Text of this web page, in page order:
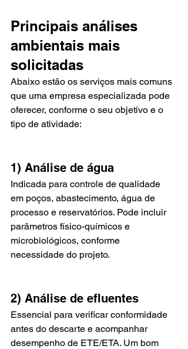
Principais análises
ambientais mais
solicitadas
Abaixo estão os serviços mais comuns
que uma empresa especializada pode
oferecer, conforme o seu objetivo e o
tipo de atividade:
1) Análise de água
Indicada para controle de qualidade
em poços, abastecimento, água de
processo e reservatórios. Pode incluir
parâmetros físico-químicos e
microbiológicos, conforme
necessidade do projeto.
2) Análise de efluentes
Essencial para verificar conformidade
antes do descarte e acompanhar
desempenho de ETE/ETA. Um bom